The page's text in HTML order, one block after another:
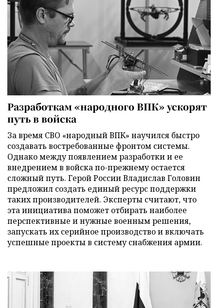
Разработкам «народного ВПК» ускорят
путь в войска
За время СВО «народный ВПК» научился быстро
создавать востребованные фронтом системы.
Однако между появлением разработки и ее
внедрением в войска по-прежнему остается
сложный путь. Герой России Владислав Головин
предложил создать единый ресурс поддержки
таких производителей. Эксперты считают, что
эта инициатива поможет отбирать наиболее
перспективные и нужные военным решения,
запускать их серийное производство и включать
успешные проекты в систему снабжения армии.